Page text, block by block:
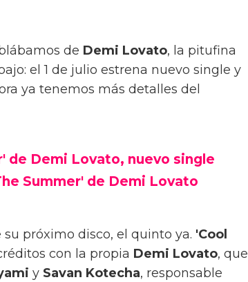
de Demi Lovato, la pitufina
el 1 de julio estrena nuevo single y
ya tenemos más detalles del
de Demi Lovato, nuevo single
Summer' de Demi Lovato
próximo disco, el quinto ya. 'Cool
con la propia Demi Lovato, que
y Savan Kotecha, responsable